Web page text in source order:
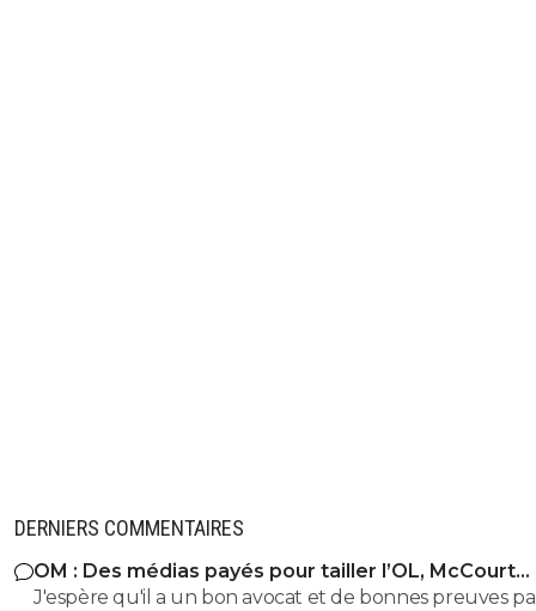
DERNIERS COMMENTAIRES
OM : Des médias payés pour tailler l’OL, McCourt
accusé
J'espère qu'il a un bon avocat et de bonnes preuves